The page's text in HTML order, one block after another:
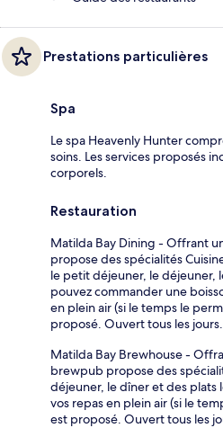
Prestations particulières
Spa
Le spa Heavenly Hunter
soins. Les services proposés
corporels.
Restauration
Matilda Bay Dining - Offrant
propose des spécialités
le petit déjeuner, le déjeuner,
pouvez commander une
en plein air (si le temps le
proposé. Ouvert tous les jours.
Matilda Bay Brewhouse -
brewpub propose des
déjeuner, le dîner et des
vos repas en plein air (si le
est proposé. Ouvert tous les